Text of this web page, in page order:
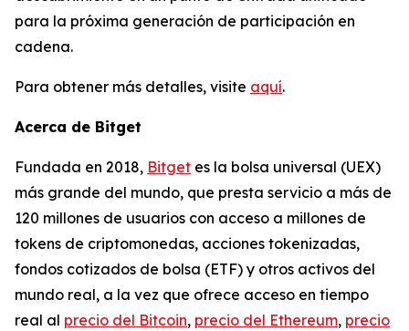
para la próxima generación de participación en
cadena.
Para obtener más detalles, visite aquí.
Acerca de Bitget
Fundada en 2018, Bitget es la bolsa universal (UEX)
más grande del mundo, que presta servicio a más de
120 millones de usuarios con acceso a millones de
tokens de criptomonedas, acciones tokenizadas,
fondos cotizados de bolsa (ETF) y otros activos del
mundo real, a la vez que ofrece acceso en tiempo
real al precio del Bitcoin, precio del Ethereum, precio